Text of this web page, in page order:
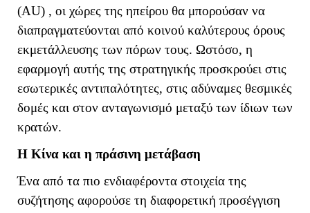
(AU) , οι χώρες της ηπείρου θα μπορούσαν να
διαπραγματεύονται από κοινού καλύτερους όρους
εκμετάλλευσης των πόρων τους. Ωστόσο, η
εφαρμογή αυτής της στρατηγικής προσκρούει στις
εσωτερικές αντιπαλότητες, στις αδύναμες θεσμικές
δομές και στον ανταγωνισμό μεταξύ των ίδιων των
κρατών.
Η Κίνα και η πράσινη μετάβαση
Ένα από τα πιο ενδιαφέροντα στοιχεία της
συζήτησης αφορούσε τη διαφορετική προσέγγιση